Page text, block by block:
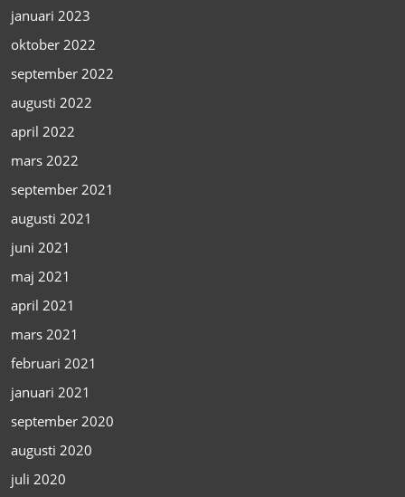
januari 2023
oktober 2022
september 2022
augusti 2022
april 2022
mars 2022
september 2021
augusti 2021
juni 2021
maj 2021
april 2021
mars 2021
februari 2021
januari 2021
september 2020
augusti 2020
juli 2020